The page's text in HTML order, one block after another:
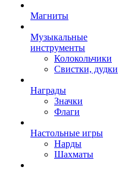
Магниты
Музыкальные
инструменты
Колокольчики
Свистки, дудки
Награды
Значки
Флаги
Настольные игры
Нарды
Шахматы